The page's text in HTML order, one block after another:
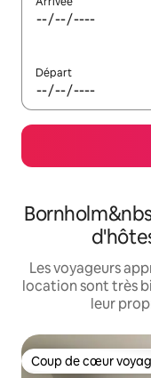
Départ
Les voyageurs
location sont très
leur
Coup de cœur
Coup de cœur